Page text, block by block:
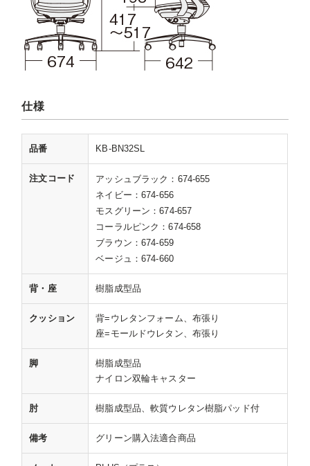
仕様
品番 KB-BN32SL
注文コード
アッシュブラック：674-655
ネイビー：674-656
モスグリーン：674-657
コーラルピンク：674-658
ブラウン：674-659
ベージュ：674-660
背・座 樹脂成型品
クッション
背=ウレタンフォーム、布張り
座=モールドウレタン、布張り
脚
樹脂成型品
ナイロン双輪キャスター
肘 樹脂成型品、軟質ウレタン樹脂パッド付
備考 グリーン購入法適合商品